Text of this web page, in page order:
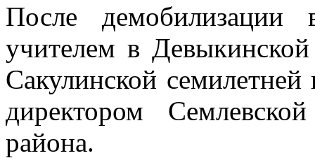
После
учителем в
Сакулинской
директором
района.